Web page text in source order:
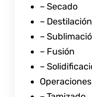
– Secado
– Destilación
–
– Fusión
–